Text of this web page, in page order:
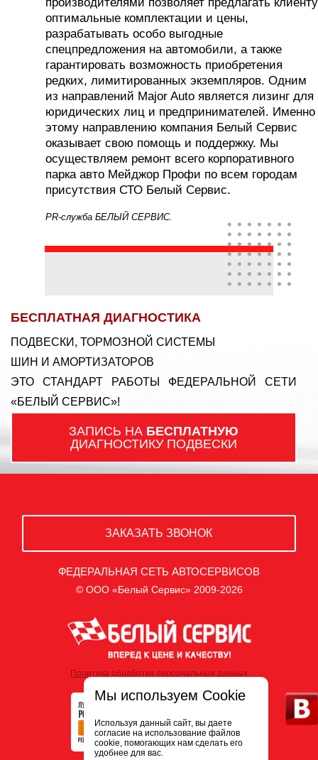
оптимальные комплектации и цены,
разрабатывать особо выгодные
спецпредложения на автомобили, а также
гарантировать возможность приобретения
редких, лимитированных экземпляров. Одним
из направлений Major Auto является лизинг для
юридических лиц и предпринимателей. Именно
этому направлению компания Белый Сервис
оказывает свою помощь и поддержку. Мы
осуществляем ремонт всего корпоративного
парка авто Мейджор Профи по всем городам
присутствия СТО Белый Сервис.
PR-служба БЕЛЫЙ СЕРВИС.
БЕСПЛАТНАЯ ДИАГНОСТИКА
ПОДВЕСКИ, ТОРМОЗНОЙ СИСТЕМЫ
ШИН И АМОРТИЗАТОРОВ
ЭТО СТАНДАРТ РАБОТЫ ФЕДЕРАЛЬНОЙ СЕТИ
«БЕЛЫЙ СЕРВИС»!
ЗАПИСЬ НА БЕСПЛАТНУЮ
ДИАГНОСТИКУ ПОДВЕСКИ
ЗАКАЗАТЬ ЗВОНОК
ФЕДЕРАЛЬНАЯ СЕТЬ АВТОСЕРВИСОВ
© ООО «Белый Сервис» 2009-2026
Политика обработки персональных данных
Мы используем Cookie
Используя данный сайт, вы даете
согласие на использование файлов
cookie, помогающих нам сделать его
удобнее для вас.